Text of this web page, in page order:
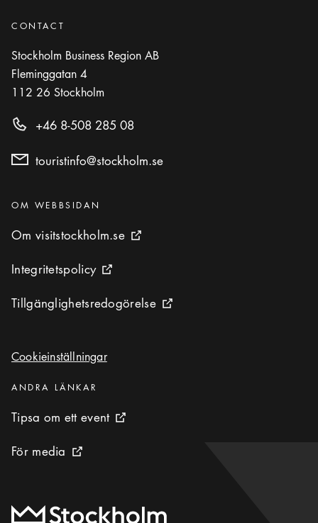
CONTACT
Stockholm Business Region AB
Fleminggatan 4
112 26 Stockholm
+46 8-508 285 08
touristinfo@stockholm.se
Kategorier:
OM WEBBSIDAN
Om visitstockholm.se
Om visitstockholm.se Extern ikon
Integritetspolicy
Integritetspolicy Extern ikon
Tillgänglighetsredogörelse
Tillgänglighetsredogörelse Extern ikon
Cookieinställningar
Cookieinställningar
Kategorier :
ANDRA LÄNKAR
Tipsa om ett event
Tipsa om ett event Extern ikon
För media
För media Extern ikon
Till startsidan